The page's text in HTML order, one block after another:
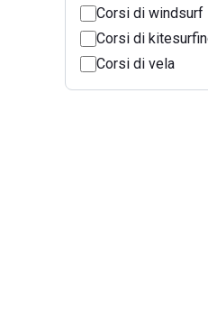
Corsi di windsurf
Corsi di
Corsi di vela